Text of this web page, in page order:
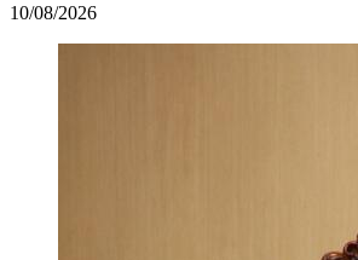
10/08/2026